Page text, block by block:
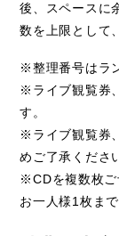
後、スペースに
数を上限として
※整理番号はラ
※ライブ観覧券
す。
※ライブ観覧券
めご了承くださ
※CDを複数枚
お一人様1枚ま